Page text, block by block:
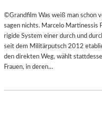
©Grandfilm Was weiß man schon
sagen nichts. Marcelo Martinessis
rigide System einer durch und
seit dem Militärputsch 2012
den direkten Weg, wählt
Frauen, in deren…